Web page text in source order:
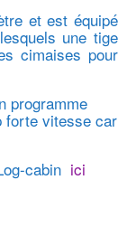
et est équipé
une tige
cimaises pour
programme
forte vitesse car
cabin ici